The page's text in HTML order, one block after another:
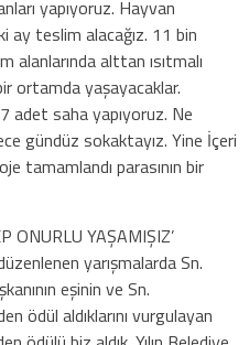
yapıyoruz. Hayvan
ay teslim alacağız. 11 bin
alanlarında alttan ısıtmalı
ortamda yaşayacaklar.
adet saha yapıyoruz. Ne
gündüz sokaktayız. Yine İçeri
tamamlandı parasının bir
ONURLU YAŞAMIŞIZ’
yarışmalarda Sn.
eşinin ve Sn.
ödül aldıklarını vurgulayan